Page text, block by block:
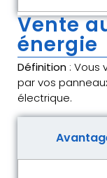
Vente
énergie
Définition : Vous
par vos
électrique.